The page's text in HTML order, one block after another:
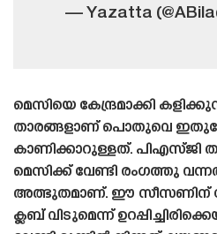
— Yazatta
മെസിയെ കേന്ദ്രമാക്കി
താരങ്ങളാണ് പൊതുവെ
കാണിക്കാറുള്ളത്. പിഎസ്‌ജി
മെസിക്ക് വേണ്ടി രംഗത്തു
അത്ഭുതമാണ്. ഈ സീസണിന്
ക്ലബ് വിടുമെന്ന്